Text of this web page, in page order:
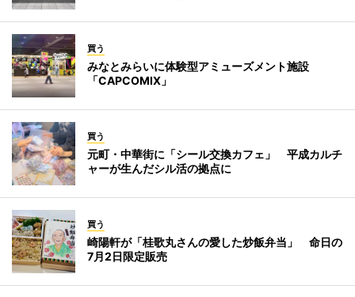
買う
みなとみらいに体験型アミューズメント施設
「CAPCOMIX」
買う
元町・中華街に「シール交換カフェ」 平成カルチ
ャーが生んだシル活の拠点に
買う
崎陽軒が「桂歌丸さんの愛した炒飯弁当」 命日の
7月2日限定販売